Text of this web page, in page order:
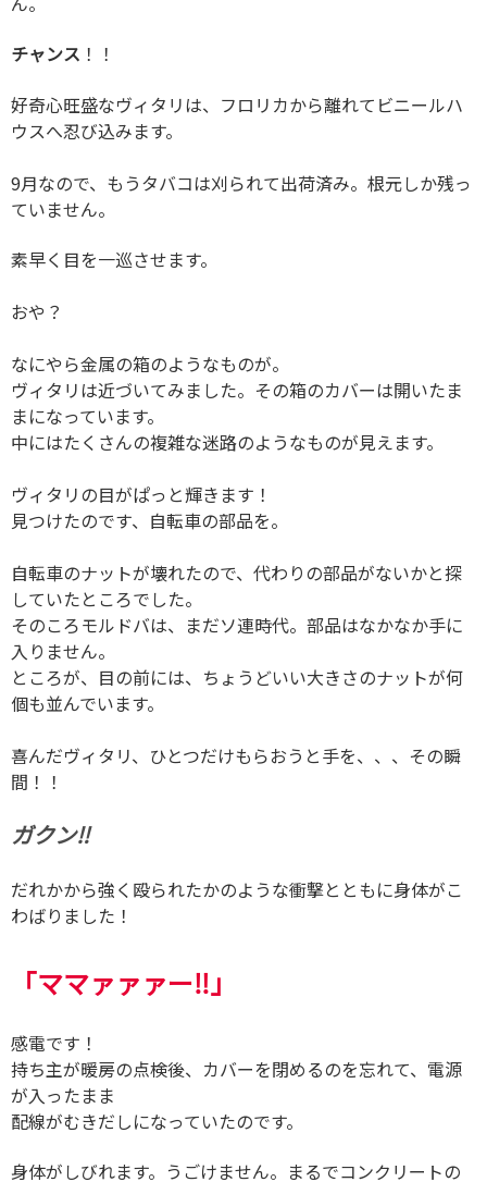
チャンス ！！
好奇心旺盛なヴィタリは、フロリカから離れてビニールハ
ウスへ忍び込みます。
9月なので、もうタバコは刈られて出荷済み。根元しか残っ
ていません。
素早く目を一巡させます。
おや？
なにやら金属の箱のようなものが。
ヴィタリは近づいてみました。その箱のカバーは開いたま
まになっています。
中にはたくさんの複雑な迷路のようなものが見えます。
ヴィタリの目がぱっと輝きます！
見つけたのです、自転車の部品を。
自転車のナットが壊れたので、代わりの部品がないかと探
していたところでした。
そのころモルドバは、まだソ連時代。部品はなかなか手に
入りません。
ところが、目の前には、ちょうどいい大きさのナットが何
個も並んでいます。
喜んだヴィタリ、ひとつだけもらおうと手を、、、その瞬
間！！
ガクン‼︎
だれかから強く殴られたかのような衝撃とともに身体がこ
わばりました！
「ママァァァー‼︎」
感電です！
持ち主が暖房の点検後、カバーを閉めるのを忘れて、電源
が入ったまま
配線がむきだしになっていたのです。
身体がしびれます。うごけません。まるでコンクリートの